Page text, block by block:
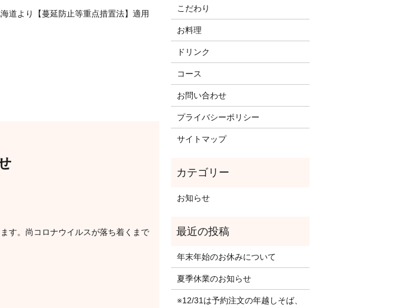
道より【蔓延防止等重点措置法】適用
す。尚コロナウイルスが落ち着くまで
こだわり
お料理
ドリンク
コース
お問い合わせ
プライバシーポリシー
サイトマップ
お知らせ
年末年始のお休みについて
夏季休業のお知らせ
※12/31は予約注文の年越しそば、